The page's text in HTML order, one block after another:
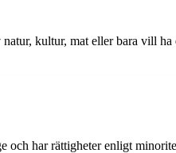
kultur, mat eller bara vill
och har rättigheter enligt